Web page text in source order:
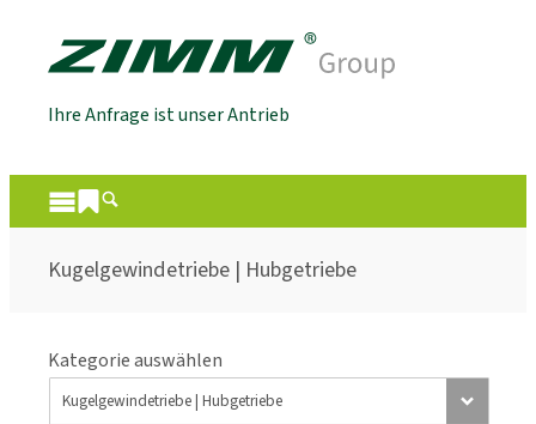
Ihre Anfrage ist unser Antrieb
Kugelgewindetriebe | Hubgetriebe
Kategorie auswählen